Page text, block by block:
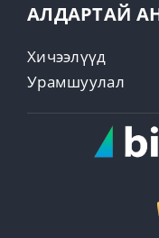
АЛДАРТАЙ
Хичээлүүд
Урамшуулал